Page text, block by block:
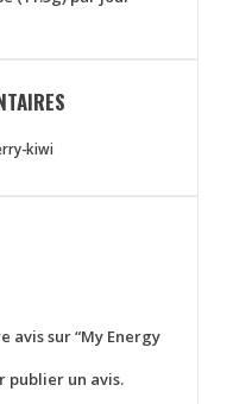
kiwi
avis sur “My Energy
publier un avis.